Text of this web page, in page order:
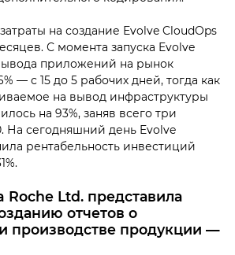
на создание Evolve CloudOps
С момента запуска Evolve
приложений на рынок
— с 15 до 5 рабочих дней, тогда как
на вывод инфраструктуры
на 93%, заняв всего три
На сегодняшний день Evolve
рентабельность инвестиций
Roche Ltd. представила
отчетов о
производстве продукции —